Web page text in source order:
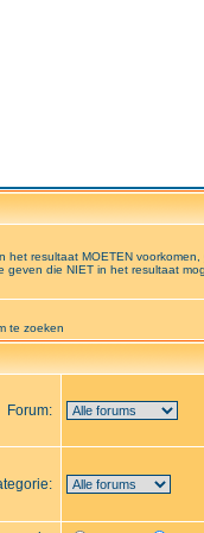
resultaat MOETEN voorkomen,
geven die NIET in het resultaat
te zoeken
Forum: